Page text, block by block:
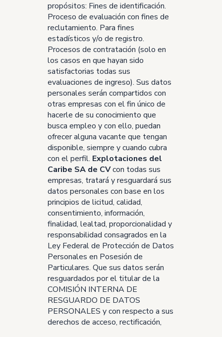
propósitos: Fines de identificación.
Proceso de evaluación con fines de
reclutamiento. Para fines
estadísticos y/o de registro.
Procesos de contratación (solo en
los casos en que hayan sido
satisfactorias todas sus
evaluaciones de ingreso). Sus datos
personales serán compartidos con
otras empresas con el fin único de
hacerle de su conocimiento que
busca empleo y con ello, puedan
ofrecer alguna vacante que tengan
disponible, siempre y cuando cubra
con el perfil. Explotaciones del
Caribe SA de CVcon todas sus
empresas, tratará y resguardará sus
datos personales con base en los
principios de licitud, calidad,
consentimiento, información,
finalidad, lealtad, proporcionalidad y
responsabilidad consagrados en la
Ley Federal de Protección de Datos
Personales en Posesión de
Particulares. Que sus datos serán
resguardados por el titular de la
COMISIÓN INTERNA DE
RESGUARDO DE DATOS
PERSONALES y con respecto a sus
derechos de acceso, rectificación,